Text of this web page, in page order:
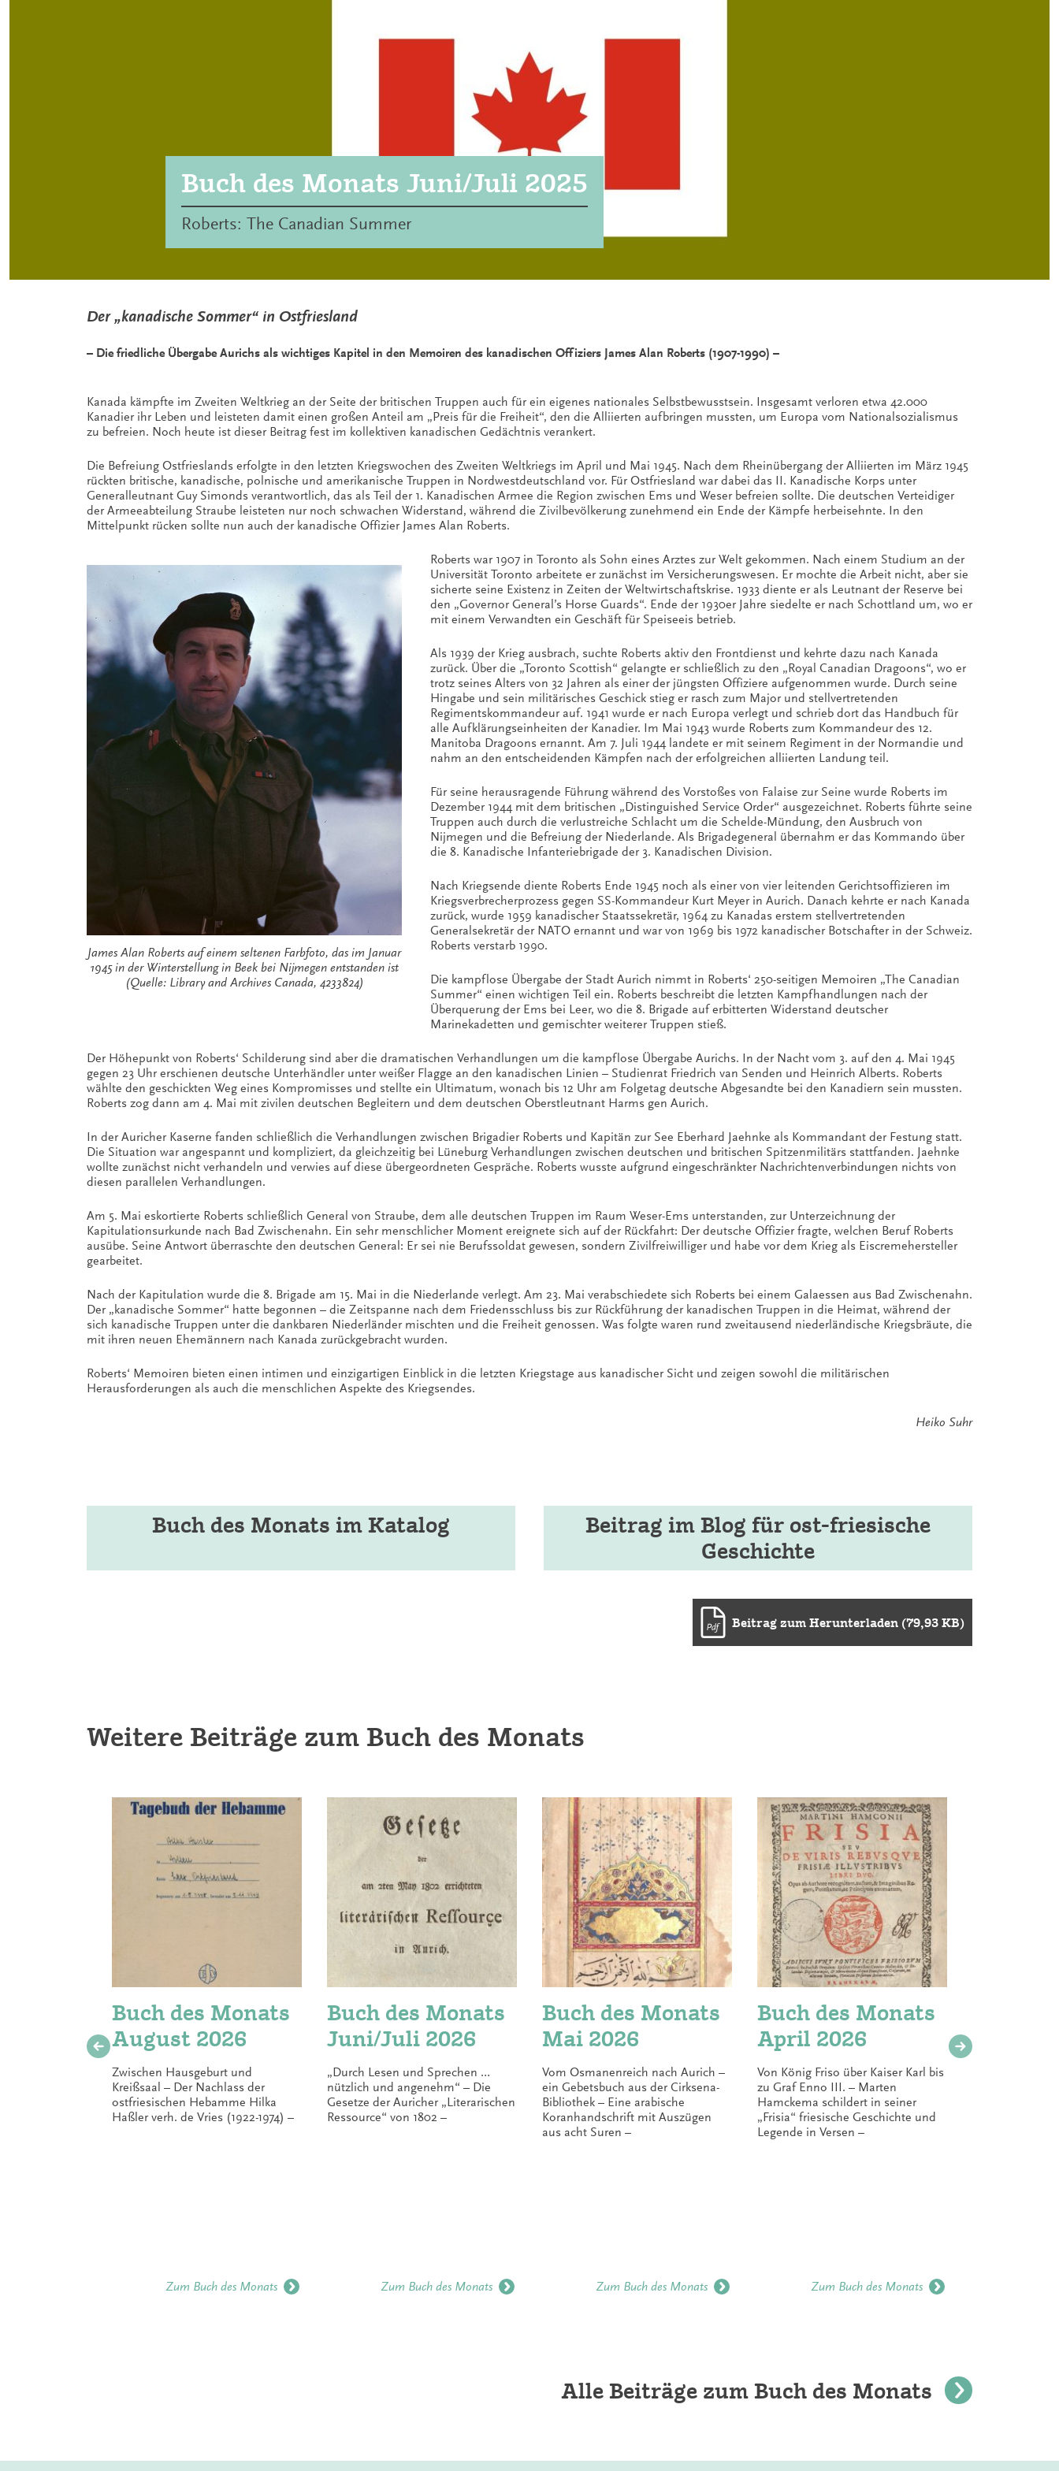
Buch des Monats Juni/Juli 2025
Roberts: The Canadian Summer
Der „kanadische Sommer“ in Ostfriesland
– Die friedliche Übergabe Aurichs als wichtiges Kapitel in den Memoiren des kanadischen Offiziers James Alan Roberts (1907-1990) –
Kanada kämpfte im Zweiten Weltkrieg an der Seite der britischen Truppen auch für ein eigenes nationales Selbstbewusstsein. Insgesamt verloren etwa 42.000
Kanadier ihr Leben und leisteten damit einen großen Anteil am „Preis für die Freiheit“, den die Alliierten aufbringen mussten, um Europa vom Nationalsozialismus
zu befreien. Noch heute ist dieser Beitrag fest im kollektiven kanadischen Gedächtnis verankert.
Die Befreiung Ostfrieslands erfolgte in den letzten Kriegswochen des Zweiten Weltkriegs im April und Mai 1945. Nach dem Rheinübergang der Alliierten im März 1945
rückten britische, kanadische, polnische und amerikanische Truppen in Nordwestdeutschland vor. Für Ostfriesland war dabei das II. Kanadische Korps unter
Generalleutnant Guy Simonds verantwortlich, das als Teil der 1. Kanadischen Armee die Region zwischen Ems und Weser befreien sollte. Die deutschen Verteidiger
der Armeeabteilung Straube leisteten nur noch schwachen Widerstand, während die Zivilbevölkerung zunehmend ein Ende der Kämpfe herbeisehnte. In den
Mittelpunkt rücken sollte nun auch der kanadische Offizier James Alan Roberts.
James Alan Roberts auf einem seltenen Farbfoto, das im Januar
1945 in der Winterstellung in Beek bei Nijmegen entstanden ist
(Quelle: Library and Archives Canada, 4233824)
Roberts war 1907 in Toronto als Sohn eines Arztes zur Welt gekommen. Nach einem Studium an der
Universität Toronto arbeitete er zunächst im Versicherungswesen. Er mochte die Arbeit nicht, aber sie
sicherte seine Existenz in Zeiten der Weltwirtschaftskrise. 1933 diente er als Leutnant der Reserve bei
den „Governor General’s Horse Guards“. Ende der 1930er Jahre siedelte er nach Schottland um, wo er
mit einem Verwandten ein Geschäft für Speiseeis betrieb.
Als 1939 der Krieg ausbrach, suchte Roberts aktiv den Frontdienst und kehrte dazu nach Kanada
zurück. Über die „Toronto Scottish“ gelangte er schließlich zu den „Royal Canadian Dragoons“, wo er
trotz seines Alters von 32 Jahren als einer der jüngsten Offiziere aufgenommen wurde. Durch seine
Hingabe und sein militärisches Geschick stieg er rasch zum Major und stellvertretenden
Regimentskommandeur auf. 1941 wurde er nach Europa verlegt und schrieb dort das Handbuch für
alle Aufklärungseinheiten der Kanadier. Im Mai 1943 wurde Roberts zum Kommandeur des 12.
Manitoba Dragoons ernannt. Am 7. Juli 1944 landete er mit seinem Regiment in der Normandie und
nahm an den entscheidenden Kämpfen nach der erfolgreichen alliierten Landung teil.
Für seine herausragende Führung während des Vorstoßes von Falaise zur Seine wurde Roberts im
Dezember 1944 mit dem britischen „Distinguished Service Order“ ausgezeichnet. Roberts führte seine
Truppen auch durch die verlustreiche Schlacht um die Schelde-Mündung, den Ausbruch von
Nijmegen und die Befreiung der Niederlande. Als Brigadegeneral übernahm er das Kommando über
die 8. Kanadische Infanteriebrigade der 3. Kanadischen Division.
Nach Kriegsende diente Roberts Ende 1945 noch als einer von vier leitenden Gerichtsoffizieren im
Kriegsverbrecherprozess gegen SS-Kommandeur Kurt Meyer in Aurich. Danach kehrte er nach Kanada
zurück, wurde 1959 kanadischer Staatssekretär, 1964 zu Kanadas erstem stellvertretenden
Generalsekretär der NATO ernannt und war von 1969 bis 1972 kanadischer Botschafter in der Schweiz.
Roberts verstarb 1990.
Die kampflose Übergabe der Stadt Aurich nimmt in Roberts‘ 250-seitigen Memoiren „The Canadian
Summer“ einen wichtigen Teil ein. Roberts beschreibt die letzten Kampfhandlungen nach der
Überquerung der Ems bei Leer, wo die 8. Brigade auf erbitterten Widerstand deutscher
Marinekadetten und gemischter weiterer Truppen stieß.
Der Höhepunkt von Roberts‘ Schilderung sind aber die dramatischen Verhandlungen um die kampflose Übergabe Aurichs. In der Nacht vom 3. auf den 4. Mai 1945
gegen 23 Uhr erschienen deutsche Unterhändler unter weißer Flagge an den kanadischen Linien – Studienrat Friedrich van Senden und Heinrich Alberts. Roberts
wählte den geschickten Weg eines Kompromisses und stellte ein Ultimatum, wonach bis 12 Uhr am Folgetag deutsche Abgesandte bei den Kanadiern sein mussten.
Roberts zog dann am 4. Mai mit zivilen deutschen Begleitern und dem deutschen Oberstleutnant Harms gen Aurich.
In der Auricher Kaserne fanden schließlich die Verhandlungen zwischen Brigadier Roberts und Kapitän zur See Eberhard Jaehnke als Kommandant der Festung statt.
Die Situation war angespannt und kompliziert, da gleichzeitig bei Lüneburg Verhandlungen zwischen deutschen und britischen Spitzenmilitärs stattfanden. Jaehnke
wollte zunächst nicht verhandeln und verwies auf diese übergeordneten Gespräche. Roberts wusste aufgrund eingeschränkter Nachrichtenverbindungen nichts von
diesen parallelen Verhandlungen.
Am 5. Mai eskortierte Roberts schließlich General von Straube, dem alle deutschen Truppen im Raum Weser-Ems unterstanden, zur Unterzeichnung der
Kapitulationsurkunde nach Bad Zwischenahn. Ein sehr menschlicher Moment ereignete sich auf der Rückfahrt: Der deutsche Offizier fragte, welchen Beruf Roberts
ausübe. Seine Antwort überraschte den deutschen General: Er sei nie Berufssoldat gewesen, sondern Zivilfreiwilliger und habe vor dem Krieg als Eiscremehersteller
gearbeitet.
Nach der Kapitulation wurde die 8. Brigade am 15. Mai in die Niederlande verlegt. Am 23. Mai verabschiedete sich Roberts bei einem Galaessen aus Bad Zwischenahn.
Der „kanadische Sommer“ hatte begonnen – die Zeitspanne nach dem Friedensschluss bis zur Rückführung der kanadischen Truppen in die Heimat, während der
sich kanadische Truppen unter die dankbaren Niederländer mischten und die Freiheit genossen. Was folgte waren rund zweitausend niederländische Kriegsbräute, die
mit ihren neuen Ehemännern nach Kanada zurückgebracht wurden.
Roberts‘ Memoiren bieten einen intimen und einzigartigen Einblick in die letzten Kriegstage aus kanadischer Sicht und zeigen sowohl die militärischen
Herausforderungen als auch die menschlichen Aspekte des Kriegsendes.
Heiko Suhr
Buch des Monats im Katalog
Beitrag im Blog für ost-friesische
Geschichte
Beitrag zum Herunterladen (79,93 KB)
Weitere Beiträge zum Buch des Monats
Buch des Monats
August 2026
Zwischen Hausgeburt und
Kreißsaal – Der Nachlass der
ostfriesischen Hebamme Hilka
Haßler verh. de Vries (1922-1974) –
Zum Buch des Monats
Buch des Monats
Juni/Juli 2026
„Durch Lesen und Sprechen …
nützlich und angenehm“ – Die
Gesetze der Auricher „Literarischen
Ressource“ von 1802 –
Zum Buch des Monats
Buch des Monats
Mai 2026
Vom Osmanenreich nach Aurich –
ein Gebetsbuch aus der Cirksena-
Bibliothek – Eine arabische
Koranhandschrift mit Auszügen
aus acht Suren –
Zum Buch des Monats
Buch des Monats
April 2026
Von König Friso über Kaiser Karl bis
zu Graf Enno III. – Marten
Hamckema schildert in seiner
„Frisia“ friesische Geschichte und
Legende in Versen –
Zum Buch des Monats
Alle Beiträge zum Buch des Monats